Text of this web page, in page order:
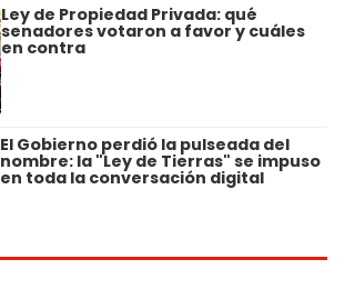
Ley de Propiedad Privada: qué
senadores votaron a favor y cuáles
en contra
El Gobierno perdió la pulseada del
nombre: la "Ley de Tierras" se impuso
en toda la conversación digital